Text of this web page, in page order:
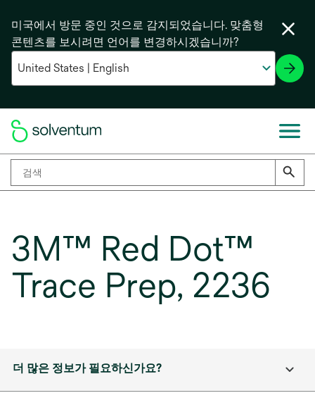
미국에서 방문 중인 것으로 감지되었습니다. 맞춤형
콘텐츠를 보시려면 언어를 변경하시겠습니까?
3M™ Red Dot™
Trace Prep, 2236
더 많은 정보가 필요하신가요?